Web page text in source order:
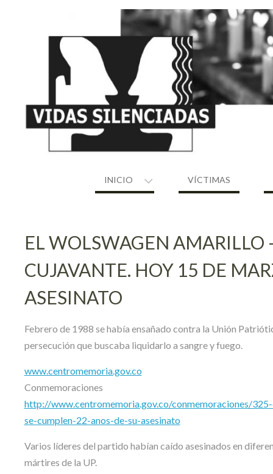
INICIO VÍCTIMAS
EL WOLSWAGEN AMARILLO
CUJAVANTE. HOY 15 DE
ASESINATO
Febrero de 1988 se había ensañado contra la Unión
persecución que buscaba liquidarlo a sangre y fuego.
www.centromemoria.gov.co
Conmemoraciones
http://www.centromemoria.gov.co/conmemoraciones/
se-cumplen-22-anos-de-su-asesinato
Varios líderes del partido habían caído asesinados en
mártires de la UP.